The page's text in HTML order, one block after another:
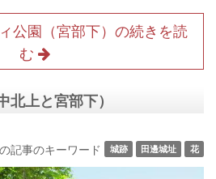
公園（宮部下）の続きを読
む
北上と宮部下）
記事のキーワード
城跡 田邊城址 花